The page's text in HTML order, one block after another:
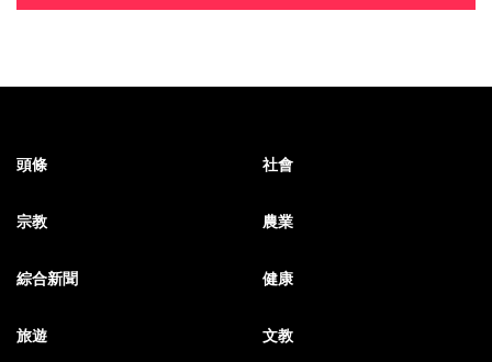
頭條 社會
宗教 農業
綜合新聞 健康
旅遊 文教